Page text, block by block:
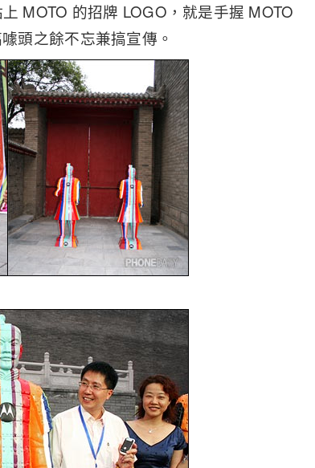
MOTO 的招牌 LOGO，就是手握 MOTO
頭之餘不忘兼搞宣傳。